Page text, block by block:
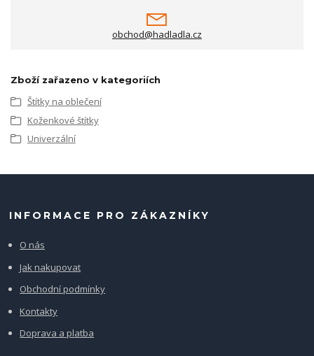
obchod@hadladla.cz
Zboží zařazeno v kategoriích
Štítky na oblečení
Koženkové štítky
Univerzální
INFORMACE PRO ZÁKAZNÍKY
O nás
Jak nakupovat
Obchodní podmínky
Kontakty
Doprava a platba